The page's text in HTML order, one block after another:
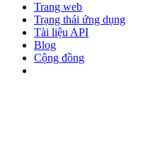
Trang web
Trạng thái ứng dụng
Tài liệu API
Blog
Cộng đồng